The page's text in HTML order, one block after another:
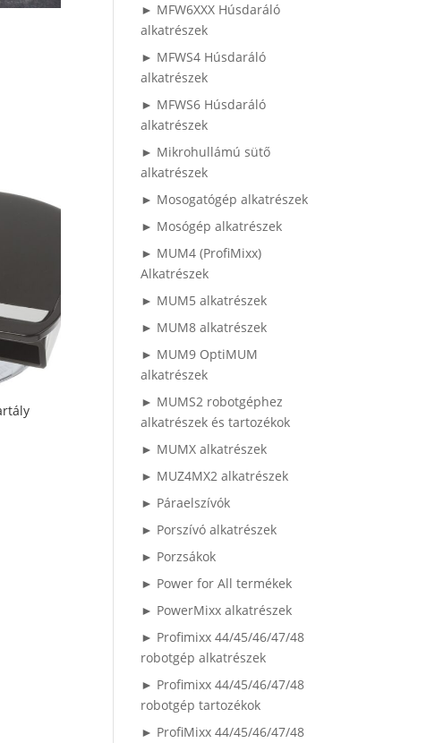
► MFW6XXX Húsdaráló
alkatrészek
► MFWS4 Húsdaráló
alkatrészek
► MFWS6 Húsdaráló
alkatrészek
► Mikrohullámú sütő
alkatrészek
► Mosogatógép alkatrészek
► Mosógép alkatrészek
► MUM4 (ProfiMixx)
Alkatrészek
► MUM5 alkatrészek
► MUM8 alkatrészek
► MUM9 OptiMUM
alkatrészek
► MUMS2 robotgéphez
alkatrészek és tartozékok
► MUMX alkatrészek
► MUZ4MX2 alkatrészek
► Páraelszívók
► Porszívó alkatrészek
► Porzsákok
► Power for All termékek
► PowerMixx alkatrészek
► Profimixx 44/45/46/47/48
robotgép alkatrészek
► Profimixx 44/45/46/47/48
robotgép tartozékok
► ProfiMixx 44/45/46/47/48